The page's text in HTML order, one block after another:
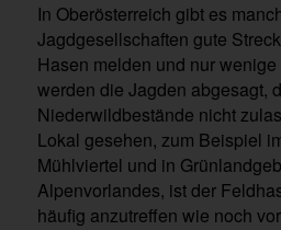
In Oberösterreich gibt es
Jagdgesellschaften gute
Hasen melden und nur
werden die Jagden abgesagt,
Niederwildbestände nicht
Lokal gesehen, zum Beispiel
Mühlviertel und in
Alpenvorlandes, ist der
häufig anzutreffen wie noch